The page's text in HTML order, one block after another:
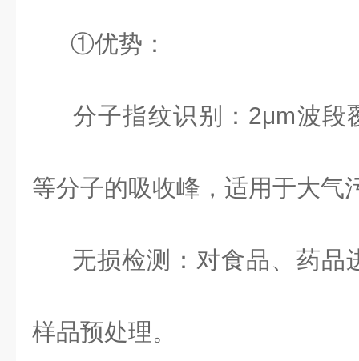
①优势：
分子指纹识别： 2μm波段
等分子的吸收峰，适用于大气
无损检测：对食品、药品
样品预处理。